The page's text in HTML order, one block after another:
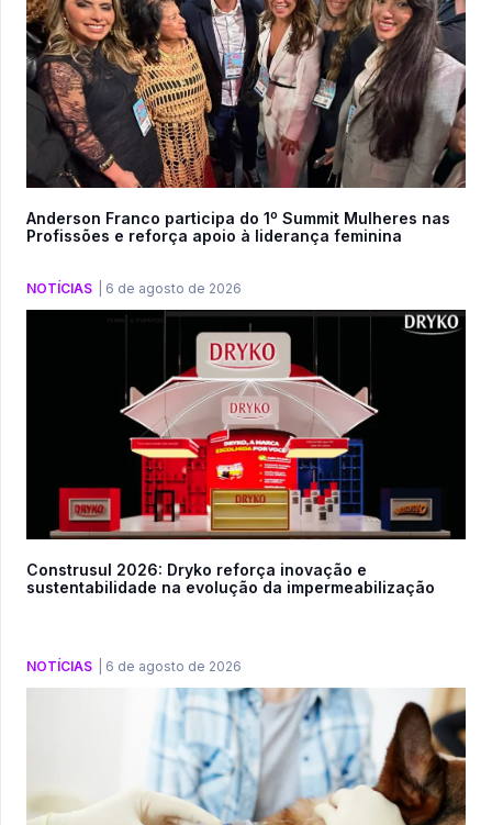
Anderson Franco participa do 1º Summit Mulheres nas
Profissões e reforça apoio à liderança feminina
NOTÍCIAS 6 de agosto de 2026
Construsul 2026: Dryko reforça inovação e
sustentabilidade na evolução da impermeabilização
NOTÍCIAS 6 de agosto de 2026